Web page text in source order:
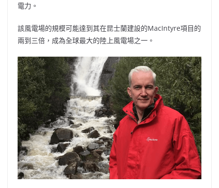
電力。
該風電場的規模可能達到其在昆士蘭建設的MacIntyre項目的
兩到三倍，成為全球最大的陸上風電場之一。